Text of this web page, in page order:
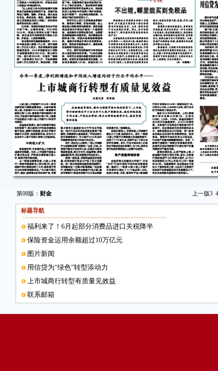
第08版： 财金 上一版3 4
标题导航
福利来了！6月起部分消费品进口关税降半
保险资金运用余额超过10万亿元
图片新闻
用信贷为“绿色”转型添动力
上市城商行转型有质量见效益
联系邮箱